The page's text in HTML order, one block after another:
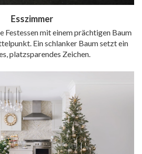
Esszimmer
Festessen mit einem prächtigen Baum
Ein schlanker Baum setzt ein
platzsparendes Zeichen.